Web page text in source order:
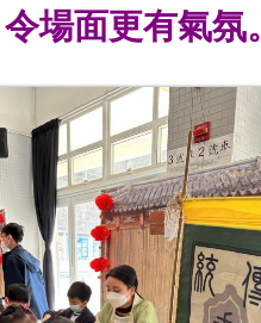
場面更有氣氛。